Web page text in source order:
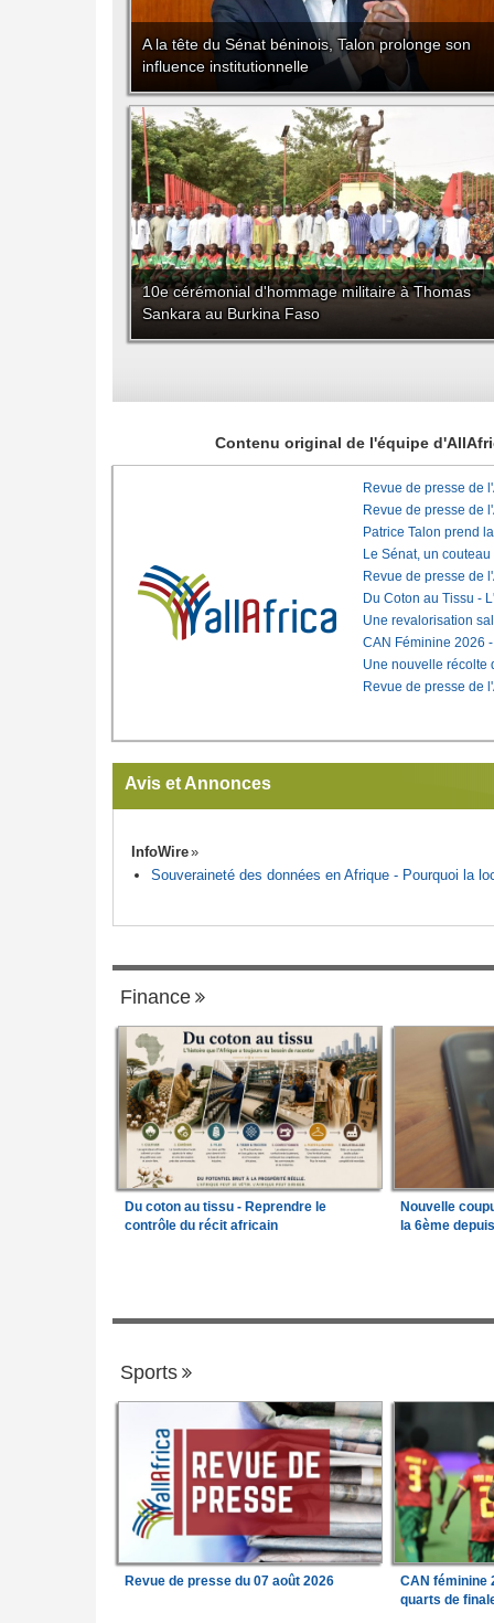
A la tête du Sénat béninois, Talon prolonge son
influence institutionnelle
10e cérémonial d'hommage militaire à Thomas
Sankara au Burkina Faso
Contenu original de l'équipe
Revue de presse de
Revue de presse de
Patrice Talon prend
Le Sénat, un
Revue de presse de
Du Coton au Tissu -
Une revalorisation
CAN Féminine 2026
Une nouvelle récolte
Revue de presse de
Avis et Annonces
InfoWire
Souveraineté des données en Afrique - Pourquoi la
Finance
Du coton au tissu - Reprendre le
contrôle du récit africain
Nouvelle
la 6ème
Sports
Revue de presse du 07 août 2026
CAN féminine
quarts de